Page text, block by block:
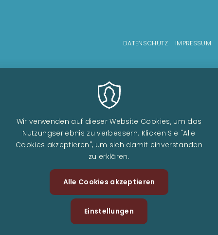
DATENSCHUTZ IMPRESSUM
Wir verwenden auf dieser Website Cookies, um das
Nutzungserlebnis zu verbessern. Klicken Sie "Alle
Cookies akzeptieren", um sich damit einverstanden
zu erklären.
Alle Cookies akzeptieren
Einstellungen